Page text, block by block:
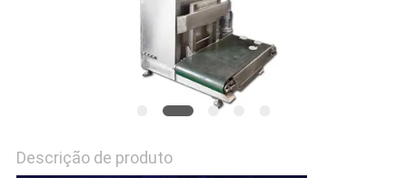
Descrição de produto